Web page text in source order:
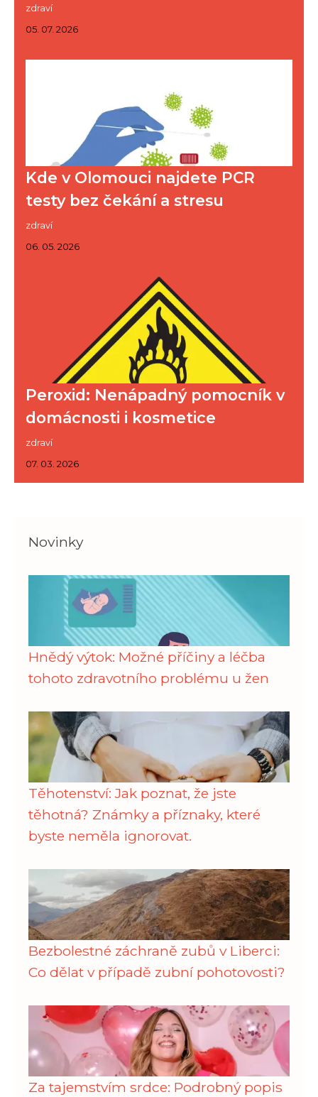
zdraví
05. 07. 2026
Kde v Olomouci najdete PCR
testy bez čekání a stresu
zdraví
06. 05. 2026
Peroxid: Nenápadný pomocník v
domácnosti i kosmetice
zdraví
07. 03. 2026
Novinky
Hnědý výtok: Možné příčiny a léčba
tohoto zdravotního problému u žen
Těhotenství: Jak poznat, že jste
těhotná? Známky a příznaky, které
byste neměla ignorovat.
Bezbolestné záchraně zubů v Liberci:
Co dělat v případě zubní pohotovosti?
Za tajemstvím srdce: Podrobný popis